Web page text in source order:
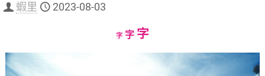
蝦里 2023-08-03
字Decrease
字Reset
字Increase
size.